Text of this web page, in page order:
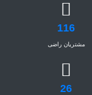
116
مشتریان راضی
26